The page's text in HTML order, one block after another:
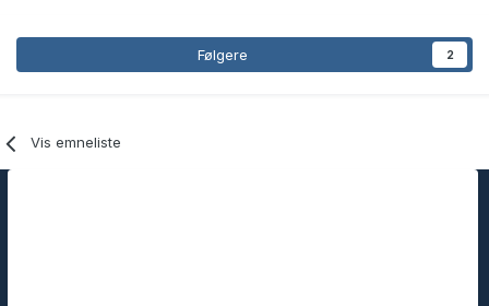
Følgere 2
Vis emneliste